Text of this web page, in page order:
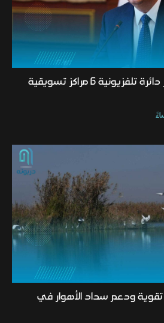
رئيس الوزراء يفتتح عبر دائرة تلفزيونية 6 مراكز تسويقية
تقوية ودعم سداد الأهوار في